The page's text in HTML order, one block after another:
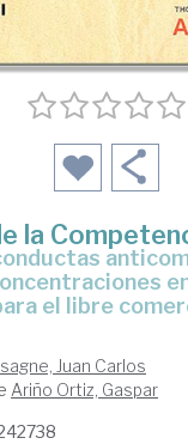
la
el libre
Juan Carlos
Ariño Ortiz, Gaspar